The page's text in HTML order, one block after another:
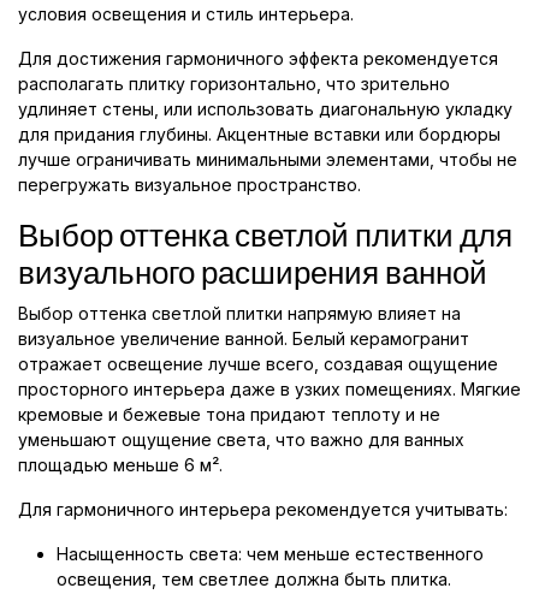
условия освещения и стиль интерьера.
Для достижения гармоничного эффекта рекомендуется
располагать плитку горизонтально, что зрительно
удлиняет стены, или использовать диагональную укладку
для придания глубины. Акцентные вставки или бордюры
лучше ограничивать минимальными элементами, чтобы не
перегружать визуальное пространство.
Выбор оттенка светлой плитки для
визуального расширения ванной
Выбор оттенка светлой плитки напрямую влияет на
визуальное увеличение ванной. Белый керамогранит
отражает освещение лучше всего, создавая ощущение
просторного интерьера даже в узких помещениях. Мягкие
кремовые и бежевые тона придают теплоту и не
уменьшают ощущение света, что важно для ванных
площадью меньше 6 м².
Для гармоничного интерьера рекомендуется учитывать:
Насыщенность света: чем меньше естественного
освещения, тем светлее должна быть плитка.